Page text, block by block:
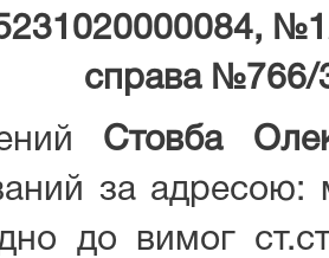
справа №766/
Стовба
за
до вимог